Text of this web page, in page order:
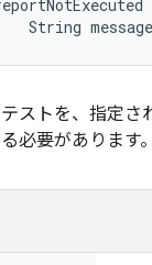
String
ストを、指定さ
必要があります。